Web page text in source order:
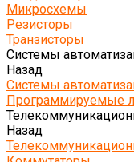
Микросхемы
Резисторы
Транзисторы
Системы
Назад
Системы
Программируемые
Назад